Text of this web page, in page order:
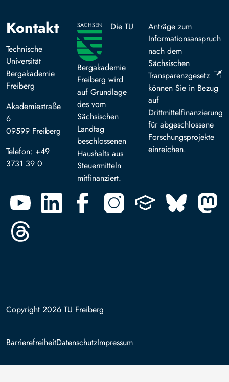
Kontakt
Technische
Universität
Bergakademie
Freiberg
Akademiestraße
6
09599 Freiberg
Telefon: +49
3731 39 0
Die TU
Bergakademie
Freiberg wird
auf Grundlage
des vom
Sächsischen
Landtag
beschlossenen
Haushalts aus
Steuermitteln
mitfinanziert.
Anträge zum
Informationsanspruch
nach dem
Sächsischen
Transparenzgesetz
können Sie in Bezug
auf
Drittmittelfinanzierung
für abgeschlossene
Forschungsprojekte
einreichen.
Copyright 2026 TU Freiberg
Footer
BarrierefreiheitDatenschutzImpressum